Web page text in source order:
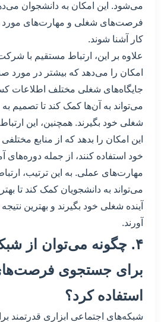
می‌شود. این امکان به دانشجوان
فرصت‌های شغلی و مهارت‌های مورد
کار آشنا شوند.
علاوه بر این، ارتباط مستقیم با
امکان را می‌دهد که بیشتر در مورد
جایگاه‌های شغلی مختلف اطلاعات
می‌تواند به آن‌ها کمک کند تا تصمیم
شغلی خود بگیرند. همچنین، این
این امکان را بدهد که از منابع
خود استفاده کنند، از جمله
مهارت‌های عملی. به این ترتیب،
می‌تواند به دانشجویان کمک کند تا
آینده شغلی خود بگیرند و بهترین
آورند.
۴. چگونه می‌توان از
برای جستجوی
استفاده کرد؟
شبکه‌های اجتماعی ابزاری قدرتمند